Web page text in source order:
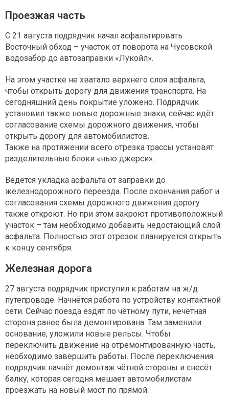
Проезжая часть
С 21 августа подрядчик начал асфальтировать
Восточный обход – участок от поворота на Чусовской
водозабор до автозаправки «Лукойл».
На этом участке не хватало верхнего слоя асфальта,
чтобы открыть дорогу для движения транспорта. На
сегодняшний день покрытие уложено. Подрядчик
установил также новые дорожные знаки, сейчас идёт
согласование схемы дорожного движения, чтобы
открыть дорогу для автомобилистов.
Также на протяжении всего отрезка трассы установят
разделительные блоки «нью джерси».
Ведётся укладка асфальта от заправки до
железнодорожного переезда. После окончания работ и
согласования схемы дорожного движения дорогу
также откроют. Но при этом закроют противоположный
участок – там необходимо добавить недостающий слой
асфальта. Полностью этот отрезок планируется открыть
к концу сентября.
Железная дорога
27 августа подрядчик приступил к работам на ж/д
путепроводе. Начнётся работа по устройству контактной
сети. Сейчас поезда ездят по чётному пути, нечётная
сторона ранее была демонтирована. Там заменили
основание, уложили новые рельсы. Чтобы
переключить движение на отремонтированную часть,
необходимо завершить работы. После переключения
подрядчик начнёт демонтаж чётной стороны и снесёт
балку, которая сегодня мешает автомобилистам
проезжать на новый мост по прямой.